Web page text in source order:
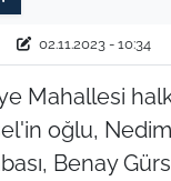
02.11.2023 - 10:34
Mahallesi
oğlu,
Benay